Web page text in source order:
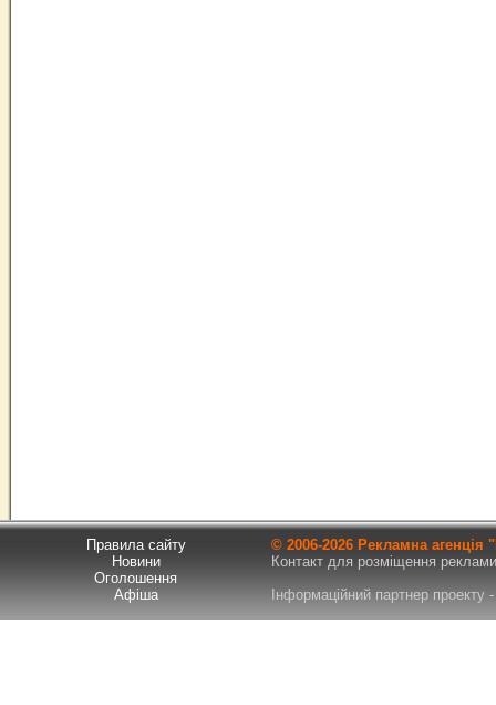
Правила сайту
Новини
Оголошення
Афіша
© 2006-2026 Рекламна
Контакт для розміщення
Інформаційний партнер проекту